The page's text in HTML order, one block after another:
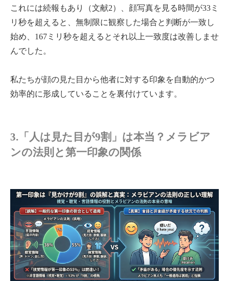
これには続報もあり（文献2）、顔写真を見る時間が33ミ
リ秒を超えると、無制限に観察した場合と判断が一致し
始め、167ミリ秒を超えるとそれ以上一致度は改善しませ
んでした。
私たちが顔の見た目から他者に対する印象を自動的かつ
効率的に形成していることを裏付けています。
3.「人は見た目が9割」は本当？メラビア
ンの法則と第一印象の関係